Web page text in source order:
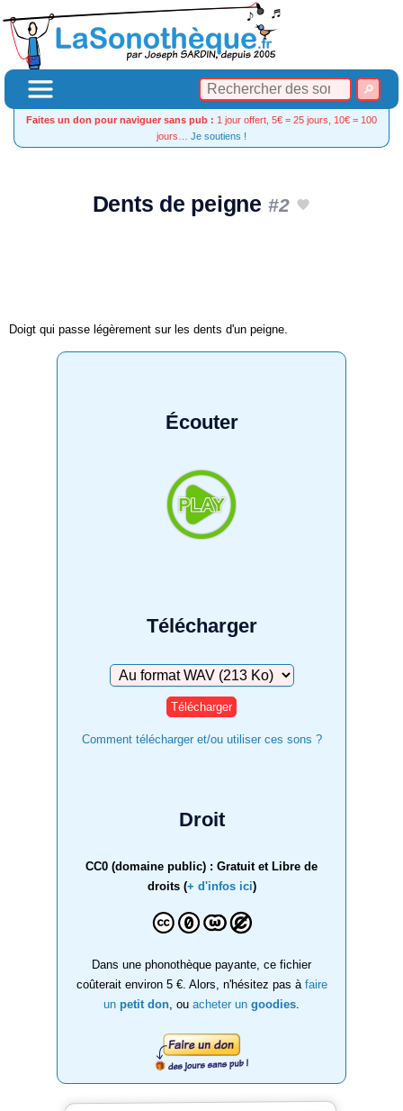
Faites un don pour naviguer sans pub : 1 jour offert, 5€ = 25 jours, 10€ = 100
jours… Je soutiens !
Dents de peigne #2
Doigt qui passe légèrement sur les dents d'un peigne.
Écouter
Télécharger
Télécharger
Comment télécharger et/ou utiliser ces sons ?
Droit
CC0 (domaine public) : Gratuit et Libre de
droits (+ d'infos ici)
Dans une phonothèque payante, ce fichier
coûterait environ 5 €. Alors, n'hésitez pas à faire
un petit don , ou acheter un goodies